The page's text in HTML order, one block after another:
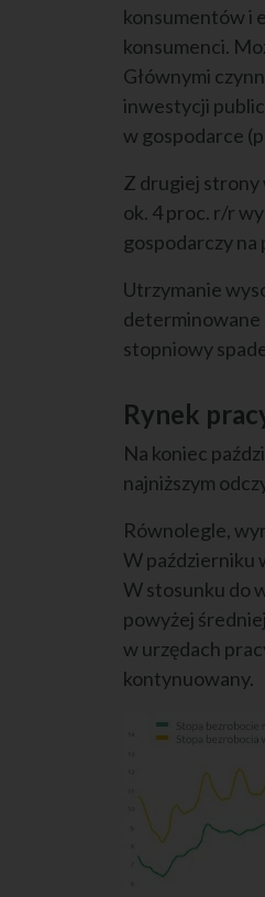
konsumentów i
konsumenci.
Głównymi
inwestycji
w gospodarce
Z drugiej strony
ok. 4 proc. r/r
gospodarczy na
Utrzymanie
determinowane
stopniowy
Rynek
Na koniec
najniższym
Równolegle,
W październiku
W stosunku do
powyżej
w urzędach
kontynuowany.